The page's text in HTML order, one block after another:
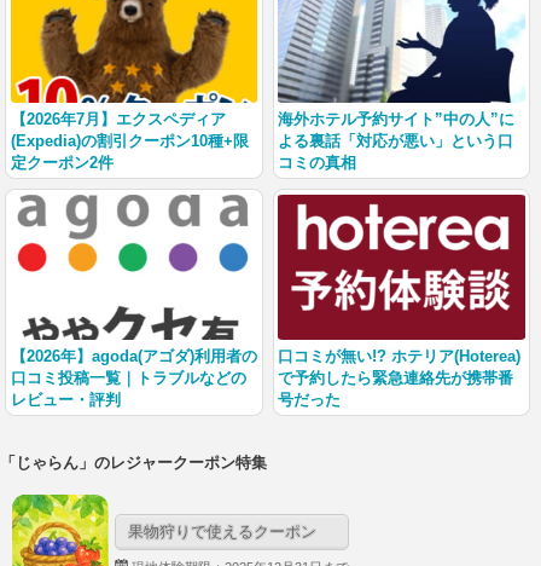
【2026年7月】エクスペディア
(Expedia)の割引クーポン10種+限
定クーポン2件
海外ホテル予約サイト”中の人”に
よる裏話「対応が悪い」という口
コミの真相
【2026年】agoda(アゴダ)利用者の
口コミ投稿一覧｜トラブルなどの
レビュー・評判
口コミが無い!? ホテリア(Hoterea)
で予約したら緊急連絡先が携帯番
号だった
「じゃらん」のレジャークーポン特集
果物狩りで使えるクーポン